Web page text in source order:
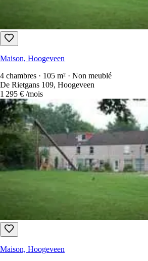
Maison, Hoogeveen
4 chambres · 105 m² · Non meublé
De Rietgans 109, Hoogeveen
1 295 € /mois
Maison, Hoogeveen